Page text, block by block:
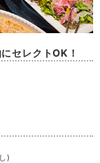
セレクトOK！
)